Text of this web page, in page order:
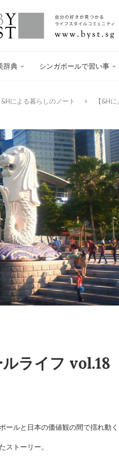
辞典 シンガポールで習い事
&Hによる暮らしのノート
【&H
ライフ vol.18
ルと日本の価値観の間で揺れ動く
ストーリー。